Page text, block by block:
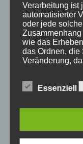
Haus Partale
Info
Oberstdorf
Stellenangebot
Traveller
Urlaub
Wintersport
Verarbeitung ist
automatisierter
oder jede
wie das
das Ordnen, die
Veränderung,
Bereitstellung,
Vernichtung.
d)
Essenziell